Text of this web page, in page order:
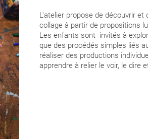
L'atelier propose de découvrir
collage à partir de propositions
Les enfants sont invités à
que des procédés simples liés
réaliser des productions
apprendre à relier le voir, le dire